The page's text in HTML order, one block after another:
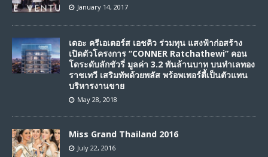
January 14, 2017
เดอะ ครีเอเตอร์ส เอชคิว ร่วมทุน แสงฟ้าก่อสร้าง
เปิดตัวโครงการ “CONNER Ratchathewi” คอน
โดระดับลักชัวรี่ มูลค่า 3.2 พันล้านบาท บนทำเลทอง
ราชเทวี เสริมทัพด้วยพลัส พร้อพเพอร์ตี้เป็นตัวแทน
บริหารงานขาย
May 28, 2018
Miss Grand Thailand 2016
July 22, 2016